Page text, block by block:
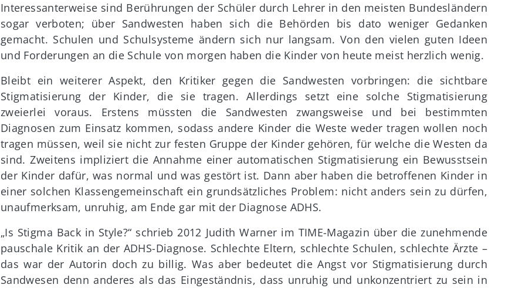
Interessanterweise sind Berührungen der Schüler durch Lehrer in den meisten Bundesländern
sogar verboten; über Sandwesten haben sich die Behörden bis dato weniger Gedanken
gemacht. Schulen und Schulsysteme ändern sich nur langsam. Von den vielen guten Ideen
und Forderungen an die Schule von morgen haben die Kinder von heute meist herzlich wenig.
Bleibt ein weiterer Aspekt, den Kritiker gegen die Sandwesten vorbringen: die sichtbare
Stigmatisierung der Kinder, die sie tragen. Allerdings setzt eine solche Stigmatisierung
zweierlei voraus. Erstens müssten die Sandwesten zwangsweise und bei bestimmten
Diagnosen zum Einsatz kommen, sodass andere Kinder die Weste weder tragen wollen noch
tragen müssen, weil sie nicht zur festen Gruppe der Kinder gehören, für welche die Westen da
sind. Zweitens impliziert die Annahme einer automatischen Stigmatisierung ein Bewusstsein
der Kinder dafür, was normal und was gestört ist. Dann aber haben die betroffenen Kinder in
einer solchen Klassengemeinschaft ein grundsätzliches Problem: nicht anders sein zu dürfen,
unaufmerksam, unruhig, am Ende gar mit der Diagnose ADHS.
„Is Stigma Back in Style?“ schrieb 2012 Judith Warner im TIME-Magazin über die zunehmende
pauschale Kritik an der ADHS-Diagnose. Schlechte Eltern, schlechte Schulen, schlechte Ärzte –
das war der Autorin doch zu billig. Was aber bedeutet die Angst vor Stigmatisierung durch
Sandwesen denn anderes als das Eingeständnis, dass unruhig und unkonzentriert zu sein in